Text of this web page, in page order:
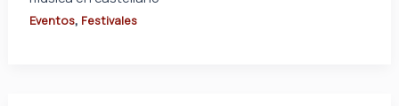
Eventos, Festivales